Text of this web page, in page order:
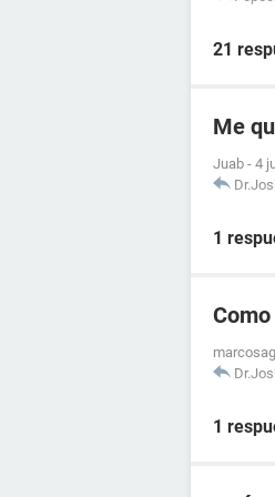
21
Me
Juab - 4
1
1